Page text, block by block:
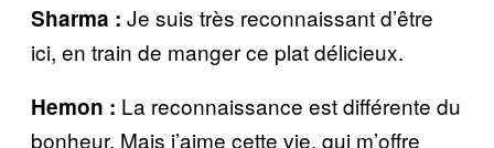
Sharma : Je suis très reconnaissant d’être
ici, en train de manger ce plat délicieux.
Hemon : La reconnaissance est différente du
bonheur. Mais j’aime cette vie, qui m’offre